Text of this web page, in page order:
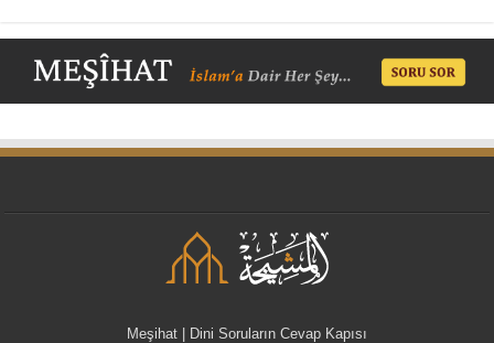
Meşihat | Dini Soruların Cevap Kapısı